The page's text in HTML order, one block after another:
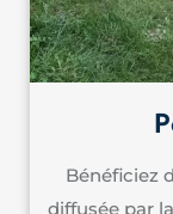
Bénéficiez
diffusée par